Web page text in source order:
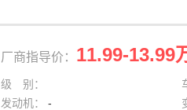
厂商指导价： 11.99-13.99
级 别：
发动机：
-